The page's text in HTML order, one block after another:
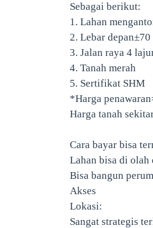
Sebagai berikut:
1. Lahan
2. Lebar depan±70
3. Jalan raya 4
4. Tanah merah
5. Sertifikat SHM
*Harga
Harga tanah
Cara bayar bisa
Lahan bisa di olah
Bisa bangun
Akses
Lokasi:
Sangat strategis